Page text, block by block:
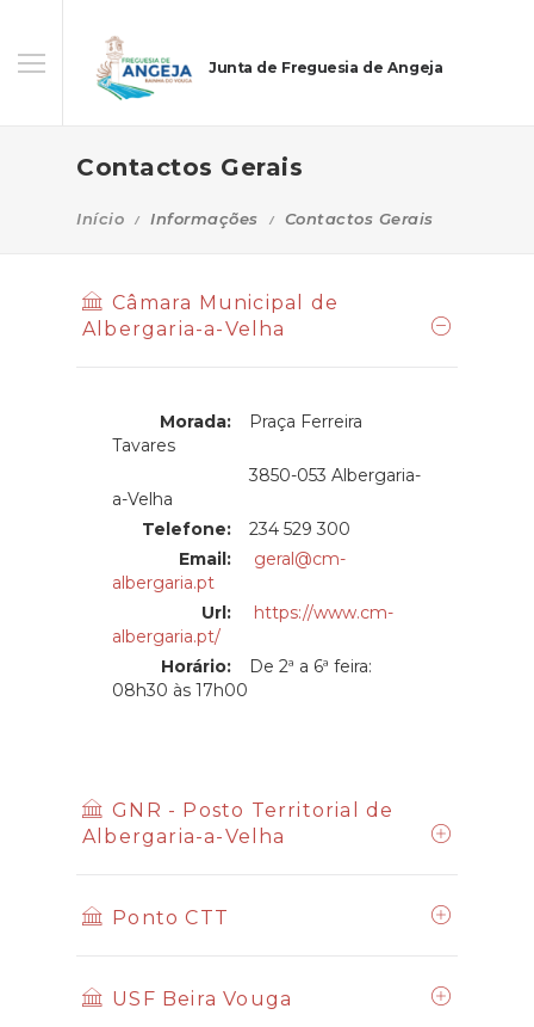
Junta de Freguesia de Angeja
Contactos Gerais
Início Informações Contactos Gerais
Câmara Municipal de
Albergaria-a-Velha
Morada:
Praça Ferreira
Tavares
3850-053 Albergaria-
a-Velha
Telefone:
234 529 300
Email:
geral@cm-
albergaria.pt
Url:
https://www.cm-
albergaria.pt/
Horário:
De 2ª a 6ª feira:
08h30 às 17h00
GNR - Posto Territorial de
Albergaria-a-Velha
Ponto CTT
USF Beira Vouga